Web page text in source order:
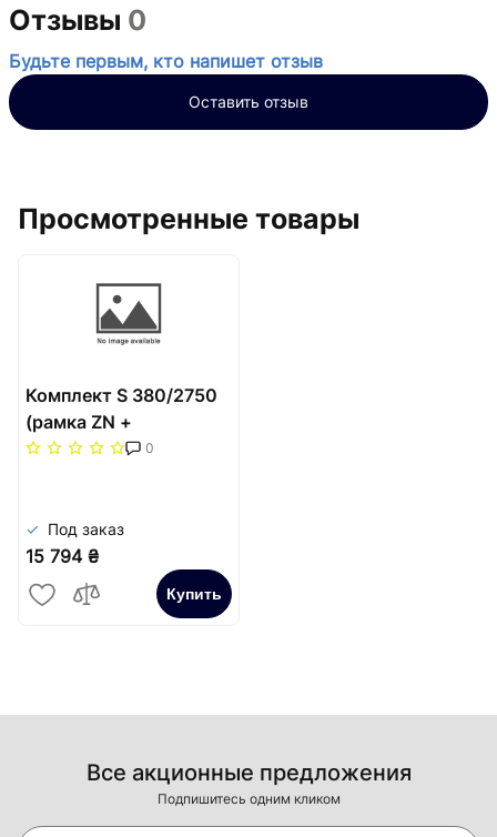
Отзывы 0
Будьте первым, кто напишет отзыв
Оставить отзыв
Просмотренные товары
Комплект S 380/2750
(рамка ZN +
повздовжня решітка
0
Под заказ
15 794 ₴
Купить
Все акционные предложения
Подпишитесь одним кликом